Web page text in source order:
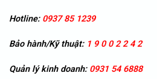
Hotline:0937 85 1239
Bảo hành/Kỹ thuật: 1 9 0 0 2 2 4 2
Quản lý kinh doanh:0931 54 6888